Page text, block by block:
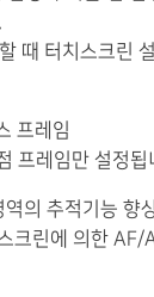
때 터치스크린
프레임
프레임만 설정됩
의 추적기능 향
크린에 의한 AF/